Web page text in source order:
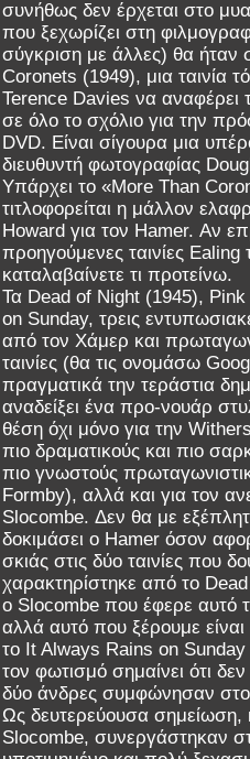
συνήθως δεν έρχεται στο
που ξεχωρίζει στη
σύγκριση με άλλες) θα
Coronets (1949), μια ταινία
Terence Davies να αναφέρει
σε όλο το σχόλιο για την
DVD. Είναι σίγουρα μια
διευθυντή φωτογραφίας
Υπάρχει το «More Than
τιτλοφορείται η μάλλον
Howard για τον Hamer. Αν
προηγούμενες ταινίες Ealing
καταλαβαίνετε τι προτείνω.
Τα Dead of Night (1945),
on Sunday, τρεις
από τον Χάμερ και
ταινίες (θα τις ονομάσω
πραγματικά την τεράστια
αναδείξει ένα προ-νουάρ
θέση όχι μόνο για την
πιο δραματικούς και πιο
πιο γνωστούς
Formby), αλλά και για τον
Slocombe. Δεν θα με
δοκιμάσει ο Hamer όσον
σκιάς στις δύο ταινίες που
χαρακτηρίστηκε από το
ο Slocombe που έφερε αυτό
αλλά αυτό που ξέρουμε
το It Always Rains on Sunday
τον φωτισμό σημαίνει ότι
δύο άνδρες συμφώνησαν στο
Ως δευτερεύουσα σημείωση,
Slocombe, συνεργάστηκαν